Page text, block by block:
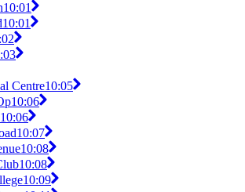
10:01
10:01
Centre10:05
10:06
10:06
10:07
10:08
10:08
10:09